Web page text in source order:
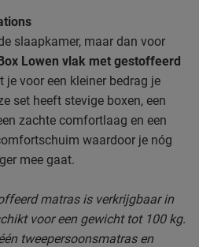
slaapkamer, maar dan voor
Lowen vlak met gestoffeerd
je voor een kleiner bedrag je
set heeft stevige boxen, een
zachte comfortlaag en een
waardoor je nóg
mee gaat.
matras is verkrijgbaar in
voor een gewicht tot 100 kg.
tweepersoonsmatras en